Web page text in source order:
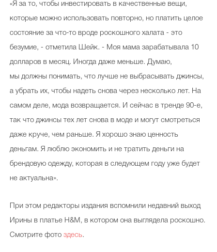
Celebrity дня
Фотоальбом
Интервью со звездой
Викторины
«Я за то, чтобы инвестировать в качественные вещи,
которые можно использовать повторно, но платить целое
состояние за что-то вроде роскошного халата - это
безумие, - отметила Шейк. - Моя мама зарабатывала 10
долларов в месяц. Иногда даже меньше. Думаю,
мы должны понимать, что лучше не выбрасывать джинсы,
а убрать их, чтобы надеть снова через несколько лет. На
самом деле, мода возвращается. И сейчас в тренде 90-е,
так что джинсы тех лет снова в моде и могут смотреться
даже круче, чем раньше. Я хорошо знаю ценность
деньгам. Я люблю экономить и не тратить деньги на
брендовую одежду, которая в следующем году уже будет
не актуальна».
При этом редакторы издания вспомнили недавний выход
Ирины в платье H&M, в котором она выглядела роскошно.
Смотрите фото здесь.